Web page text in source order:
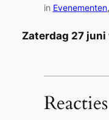
in Evenementen,
Zaterdag 27 juni
Reacties